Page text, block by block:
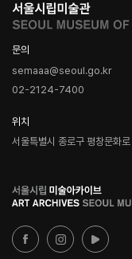
문의
semaaa@seoul.go.kr
02-2124-7400
위치
서울특별시 종로구 평창문화
로
고